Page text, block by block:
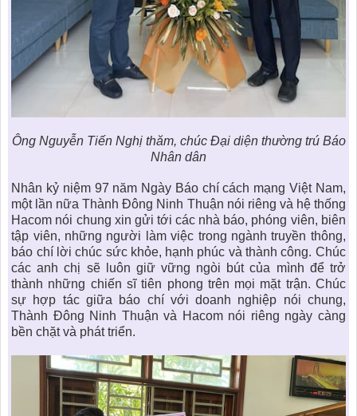
Ông Nguyễn Tiến Nghị thăm, chúc Đại diện thường trú Báo
Nhân dân
Nhân kỷ niệm 97 năm Ngày Báo chí cách mạng Việt Nam,
một lần nữa Thành Đông Ninh Thuận nói riêng và hệ thống
Hacom nói chung xin gửi tới các nhà báo, phóng viên, biên
tập viên, những người làm việc trong ngành truyền thông,
báo chí lời chúc sức khỏe, hạnh phúc và thành công. Chúc
các anh chị sẽ luôn giữ vững ngòi bút của mình để trở
thành những chiến sĩ tiên phong trên mọi mặt trận. Chúc
sự hợp tác giữa báo chí với doanh nghiệp nói chung,
Thành Đông Ninh Thuận và Hacom nói riêng ngày càng
bền chặt và phát triển.